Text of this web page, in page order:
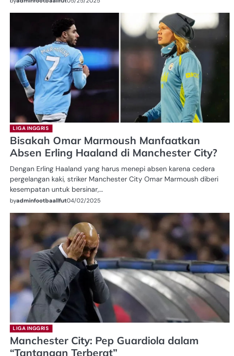
LIGA INGGRIS
Bisakah Omar Marmoush Manfaatkan
Absen Erling Haaland di Manchester City?
Dengan Erling Haaland yang harus menepi absen karena cedera
pergelangan kaki, striker Manchester City Omar Marmoush diberi
kesempatan untuk bersinar,…
byadminfootbaallfut04/02/2025
LIGA INGGRIS
Manchester City: Pep Guardiola dalam
“Tantangan Terberat”